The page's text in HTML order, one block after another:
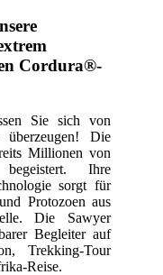
Cordura®-
Sie sich von
überzeugen! Die
Millionen von
begeistert. Ihre
sorgt für
Protozoen aus
Die Sawyer
Begleiter auf
Trekking-Tour
Reise.